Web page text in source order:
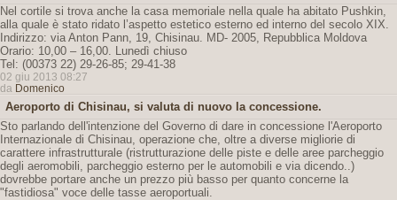
Nel cortile si trova anche la casa memoriale nella quale ha abitato Pushkin,
alla quale è stato ridato l’aspetto estetico esterno ed interno del secolo XIX.
Indirizzo: via Anton Pann, 19, Chisinau. MD- 2005, Repubblica Moldova
Orario: 10,00 – 16,00. Lunedì chiuso
Tel: (00373 22) 29-26-85; 29-41-38
02 giu 2013 08:27
da Domenico
Aeroporto di Chisinau, si valuta di nuovo la concessione.
Sto parlando dell'intenzione del Governo di dare in concessione l'Aeroporto
Internazionale di Chisinau, operazione che, oltre a diverse migliorie di
carattere infrastrutturale (ristrutturazione delle piste e delle aree parcheggio
degli aeromobili, parcheggio esterno per le automobili e via dicendo..)
dovrebbe portare anche un prezzo più basso per quanto concerne la
"fastidiosa" voce delle tasse aeroportuali.